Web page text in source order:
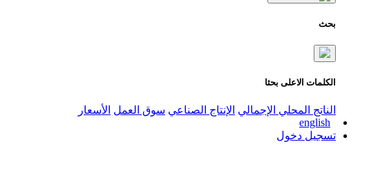
بحث
الكلمات الاعلى بحثا
الناتج المحلي الإجمالي الإنتاج الصناعي سوق العمل الأسعار
english
تسجيل دخول